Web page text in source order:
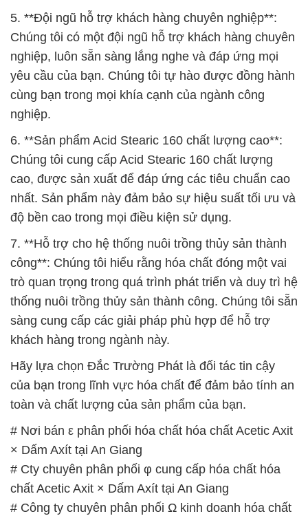
5. **Đội ngũ hỗ trợ khách hàng chuyên nghiệp**:
Chúng tôi có một đội ngũ hỗ trợ khách hàng chuyên
nghiệp, luôn sẵn sàng lắng nghe và đáp ứng mọi
yêu cầu của bạn. Chúng tôi tự hào được đồng hành
cùng bạn trong mọi khía cạnh của ngành công
nghiệp.
6. **Sản phẩm Acid Stearic 160 chất lượng cao**:
Chúng tôi cung cấp Acid Stearic 160 chất lượng
cao, được sản xuất để đáp ứng các tiêu chuẩn cao
nhất. Sản phẩm này đảm bảo sự hiệu suất tối ưu và
độ bền cao trong mọi điều kiện sử dụng.
7. **Hỗ trợ cho hệ thống nuôi trồng thủy sản thành
công**: Chúng tôi hiểu rằng hóa chất đóng một vai
trò quan trọng trong quá trình phát triển và duy trì hệ
thống nuôi trồng thủy sản thành công. Chúng tôi sẵn
sàng cung cấp các giải pháp phù hợp để hỗ trợ
khách hàng trong ngành này.
Hãy lựa chọn Đắc Trường Phát là đối tác tin cậy
của bạn trong lĩnh vực hóa chất để đảm bảo tính an
toàn và chất lượng của sản phẩm của bạn.
# Nơi bán ε phân phối hóa chất hóa chất Acetic Axit
× Dấm Axít tại An Giang
# Cty chuyên phân phối φ cung cấp hóa chất hóa
chất Acetic Axit × Dấm Axít tại An Giang
# Công ty chuyên phân phối Ω kinh doanh hóa chất